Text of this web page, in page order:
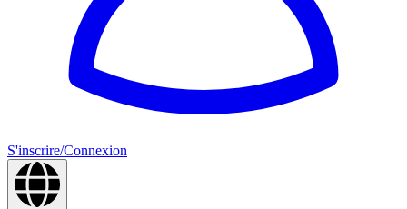
S'inscrire/Connexion